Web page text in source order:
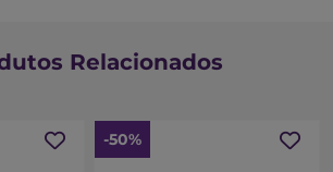
e ansiedade
(a partir de 12 anos)
Relacionados
-50%